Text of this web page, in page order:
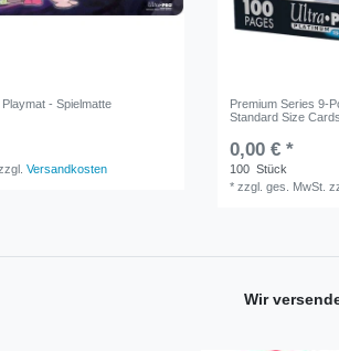
- Spielmatte
Versandkosten
Premium Series 9-
Standard Size Cards
0,00 € *
100 Stück
*zzgl. ges. MwSt.
Wir